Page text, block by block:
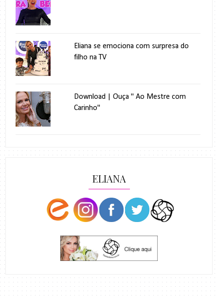
Eliana se emociona com surpresa do
filho na TV
Download | Ouça " Ao Mestre com
Carinho"
ELIANA